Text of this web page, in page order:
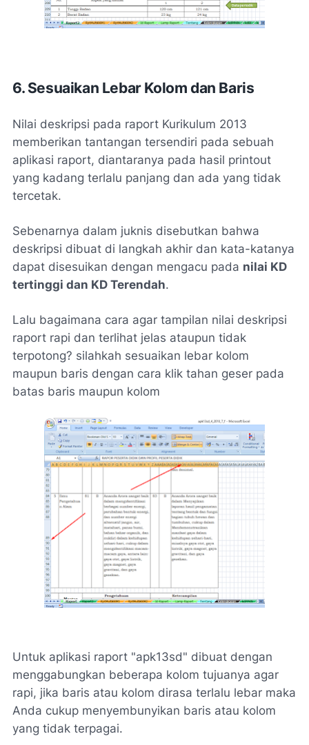
6. Sesuaikan Lebar Kolom dan Baris
Nilai deskripsi pada raport Kurikulum 2013
memberikan tantangan tersendiri pada sebuah
aplikasi raport, diantaranya pada hasil printout
yang kadang terlalu panjang dan ada yang tidak
tercetak.
Sebenarnya dalam juknis disebutkan bahwa
deskripsi dibuat di langkah akhir dan kata-katanya
dapat disesuikan dengan mengacu pada nilai KD
tertinggi dan KD Terendah.
Lalu bagaimana cara agar tampilan nilai deskripsi
raport rapi dan terlihat jelas ataupun tidak
terpotong? silahkah sesuaikan lebar kolom
maupun baris dengan cara klik tahan geser pada
batas baris maupun kolom
Untuk aplikasi raport "apk13sd" dibuat dengan
menggabungkan beberapa kolom tujuanya agar
rapi, jika baris atau kolom dirasa terlalu lebar maka
Anda cukup menyembunyikan baris atau kolom
yang tidak terpagai.